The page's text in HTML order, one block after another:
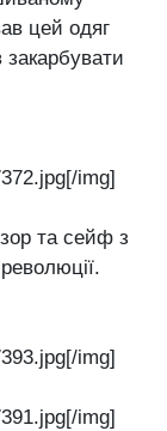
цей одяг
img]
та сейф з
img]
img]